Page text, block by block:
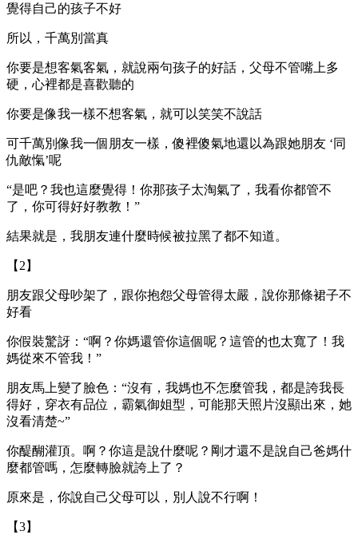
覺得自己的孩子不好
所以，千萬別當真
你要是想客氣客氣，就說兩句孩子的好話，父母不管嘴上多
硬，心裡都是喜歡聽的
你要是像我一樣不想客氣，就可以笑笑不說話
可千萬別像我一個朋友一樣，傻裡傻氣地還以為跟她朋友 ‘同
仇敵愾’呢
“是吧？我也這麼覺得！你那孩子太淘氣了，我看你都管不
了，你可得好好教教！”
結果就是，我朋友連什麼時候被拉黑了都不知道。
【2】
朋友跟父母吵架了，跟你抱怨父母管得太嚴，說你那條裙子不
好看
你假裝驚訝：“啊？你媽還管你這個呢？這管的也太寬了！我
媽從來不管我！”
朋友馬上變了臉色：“沒有，我媽也不怎麼管我，都是誇我長
得好，穿衣有品位，霸氣御姐型，可能那天照片沒顯出來，她
沒看清楚~”
你醍醐灌頂。啊？你這是說什麼呢？剛才還不是說自己爸媽什
麼都管嗎，怎麼轉臉就誇上了？
原來是，你說自己父母可以，別人說不行啊！
【3】